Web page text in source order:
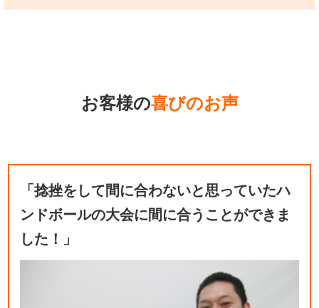
お客様の喜びのお声
「捻挫をして間に合わないと思っていたハ
ンドボールの大会に間に合うことができま
した！」